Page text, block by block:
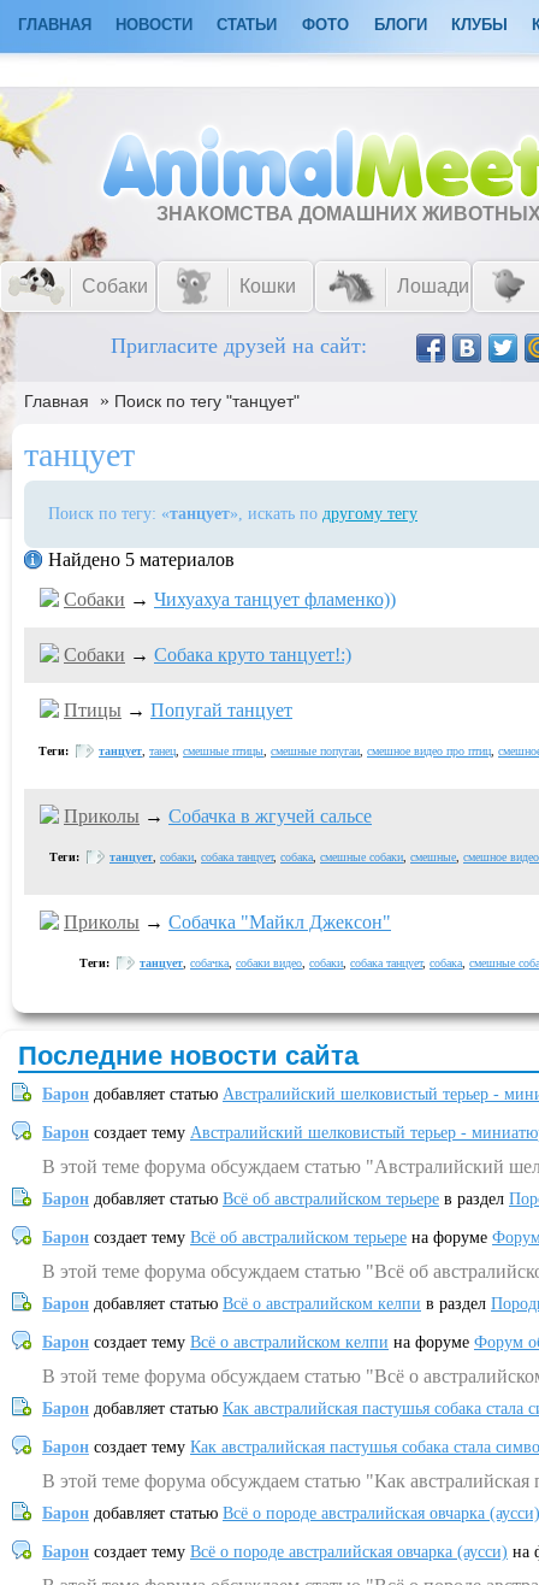
ГЛАВНАЯ НОВОСТИ СТАТЬИ ФОТО БЛОГИ КЛУБЫ
ЗНАКОМСТВА ДОМАШНИХ
Собаки Кошки Лошади
Пригласите друзей на сайт:
Главная » Поиск по тегу "танцует"
танцует
Поиск по тегу: «танцует», искать по другому тегу
Найдено 5 материалов
Собаки → Чихуахуа танцует фламенко))
Собаки → Собака круто танцует!:)
Птицы → Попугай танцует
Теги: танцует танец смешные птицы смешные попугаи смешное видео про птиц
Приколы → Собачка в жгучей сальсе
Теги: танцует собаки собака танцует, собака смешные собаки смешные смешное
Приколы → Собачка "Майкл Джексон"
Теги: танцует собачка собаки видео собаки собака танцует, собака смешные
Последние новости сайта
Барон добавляет статью Австралийский шелковистый терьер -
Барон создает тему Австралийский шелковистый терьер -
В этой теме форума обсуждаем статью "Австралийский
Барон добавляет статью Всё об австралийском терьере в раздел
Барон создает тему Всё об австралийском терьере на форуме
В этой теме форума обсуждаем статью "Всё об
Барон добавляет статью Всё о австралийском келпи в раздел
Барон создает тему Всё о австралийском келпи на форуме Форум
В этой теме форума обсуждаем статью "Всё о
Барон добавляет статью Как австралийская пастушья собака
Барон создает тему Как австралийская пастушья собака стала
В этой теме форума обсуждаем статью "Как
Барон добавляет статью Всё о породе австралийская овчарка (аусси)
Барон создает тему Всё о породе австралийская овчарка (аусси) на